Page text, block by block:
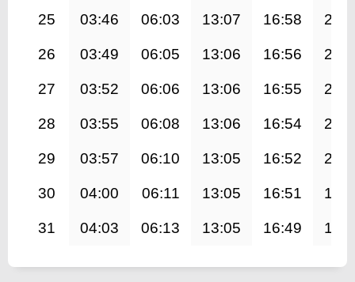
25 03:46 06:03 13:07 16:58
26 03:49 06:05 13:06 16:56
27 03:52 06:06 13:06 16:55
28 03:55 06:08 13:06 16:54
29 03:57 06:10 13:05 16:52
30 04:00 06:11 13:05 16:51
31 04:03 06:13 13:05 16:49